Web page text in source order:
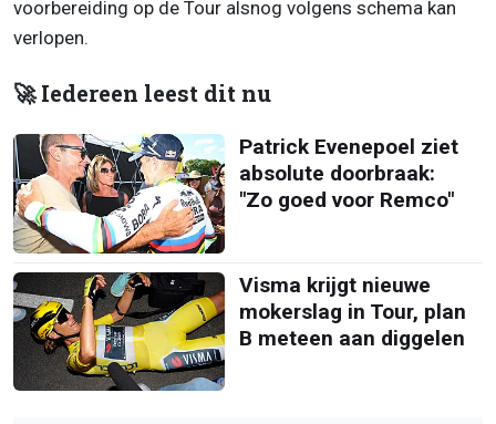
voorbereiding op de Tour alsnog volgens schema kan
verlopen.
🚀 Iedereen leest dit nu
Patrick Evenepoel ziet
absolute doorbraak:
"Zo goed voor Remco"
Visma krijgt nieuwe
mokerslag in Tour, plan
B meteen aan diggelen